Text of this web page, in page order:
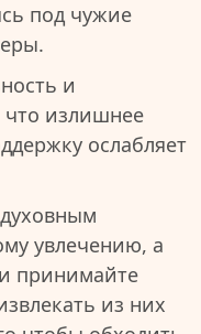
под чужие
и
что излишнее
ослабляет
увлечению, а
принимайте
из них